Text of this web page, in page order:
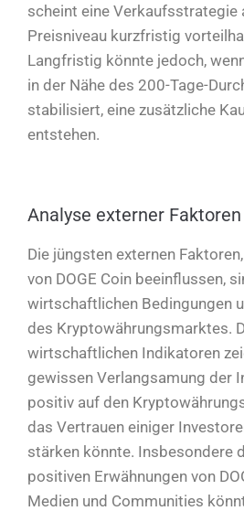
scheint eine Verkaufsstrategie
Preisniveau kurzfristig
Langfristig könnte jedoch,
in der Nähe des 200-Tage-
stabilisiert, eine zusätzliche
entstehen.
Analyse externer Faktoren
Die jüngsten externen
von DOGE Coin beeinflussen,
wirtschaftlichen Bedingungen
des Kryptowährungsmarktes.
wirtschaftlichen Indikatoren
gewissen Verlangsamung der
positiv auf den
das Vertrauen einiger
stärken könnte. Insbesondere
positiven Erwähnungen von
Medien und Communities